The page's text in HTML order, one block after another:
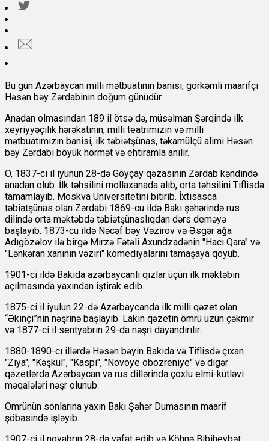
Bu gün Azərbaycan milli mətbuatının banisi, görkəmli maarifçi
Həsən bəy Zərdabinin doğum günüdür.
Anadan olmasından 189 il ötsə də, müsəlman Şərqində ilk
xeyriyyəçilik hərəkatının, milli teatrımızın və milli
mətbuatımızın banisi, ilk təbiətşünas, təkamülçü alimi Həsən
bəy Zərdabi böyük hörmət və ehtiramla anılır.
O, 1837-ci il iyunun 28-də Göyçay qəzasının Zərdab kəndində
anadan olub. İlk təhsilini mollaxanada alıb, orta təhsilini Tiflisdə
tamamlayıb. Moskva Universitetini bitirib. İxtisasca
təbiətşünas olan Zərdabi 1869-cu ildə Bakı şəhərində rus
dilində orta məktəbdə təbiətşünaslıqdan dərs deməyə
başlayıb. 1873-cü ildə Nəcəf bəy Vəzirov və Əsgər ağa
Adıgözəlov ilə birgə Mirzə Fətəli Axundzadənin "Hacı Qara" və
"Lənkəran xanının vəziri" komediyalarını tamaşaya qoyub.
1901-ci ildə Bakıda azərbaycanlı qızlar üçün ilk məktəbin
açılmasında yaxından iştirak edib.
1875-ci il iyulun 22-də Azərbaycanda ilk milli qəzet olan
“Əkinçi”nin nəşrinə başlayıb. Lakin qəzetin ömrü uzun çəkmir
və 1877-ci il sentyabrın 29-da nəşri dayandırılır.
1880-1890-cı illərdə Həsən bəyin Bakıda və Tiflisdə çıxan
"Ziya", "Kəşkül", "Kaspi", "Novoye obozreniye" və digər
qəzetlərdə Azərbaycan və rus dillərində çoxlu elmi-kütləvi
məqalələri nəşr olunub.
Ömrünün sonlarına yaxın Bakı Şəhər Dumasının maarif
şöbəsində işləyib.